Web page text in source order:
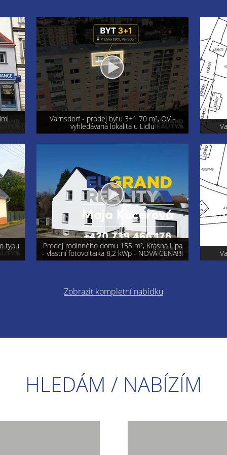
-
Lípa
Varnsdorf - prodej pozemku 800 m²
Varnsdorf - prodej pozemku 740 m²
Zobrazit kompletní nabídku
HLEDÁM / NABÍZÍM